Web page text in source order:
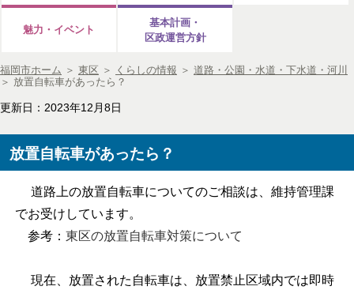
魅力・イベント
基本計画・
区政運営方針
福岡市ホーム ＞ 東区 ＞ くらしの情報 ＞ 道路・公園・水道・下水道・河川
＞ 放置自転車があったら？
更新日：2023年12月8日
放置自転車があったら？
道路上の放置自転車についてのご相談は、維持管理課
でお受けしています。
参考： 東区の放置自転車対策について
現在、放置された自転車は、放置禁止区域内では即時